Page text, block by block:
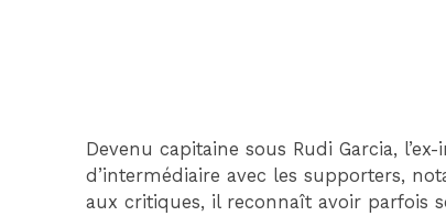
Devenu capitaine sous Rudi Garcia,
d’intermédiaire avec les supporters,
aux critiques, il reconnaît avoir parfois